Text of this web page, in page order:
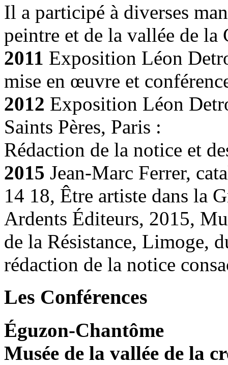
Il a participé à diverses
peintre et de la vallée de la
2011 Exposition Léon
mise en œuvre et
2012 Exposition Léon
Saints Pères, Paris :
Rédaction de la notice et
2015 Jean-Marc Ferrer,
14 18, Être artiste dans la
Ardents Éditeurs, 2015,
de la Résistance, Limoge,
rédaction de la notice
Les Conférences
Éguzon-Chantôme
Musée de la vallée de la